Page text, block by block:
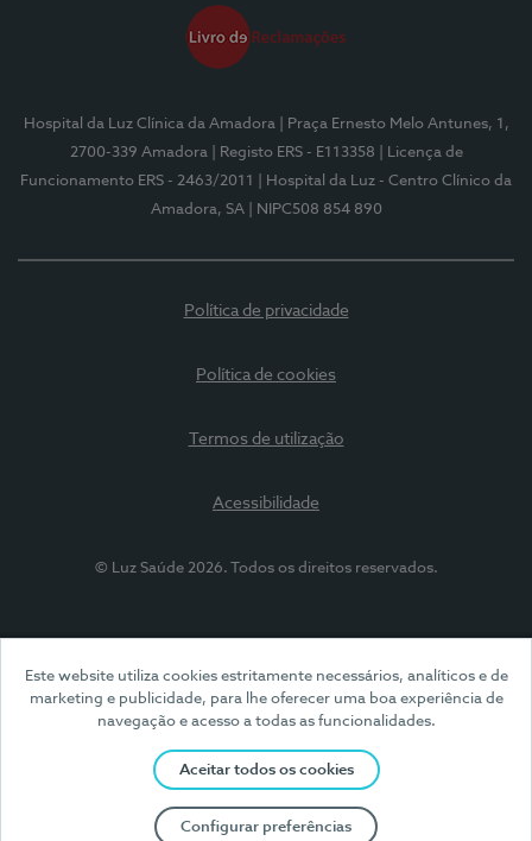
Este website utiliza cookies estritamente necessários, analíticos e de
marketing e publicidade, para lhe oferecer uma boa experiência de
navegação e acesso a todas as funcionalidades.
Aceitar todos os cookies
Configurar preferências
Hospital da Luz Clínica da Amadora
| Praça Ernesto Melo Antunes, 1,
2700-339 Amadora
| Registo ERS - E113358
| Licença de
Funcionamento ERS - 2463/2011
| Hospital da Luz - Centro Clínico da
Amadora, SA
| NIPC508 854 890
Política de privacidade
Política de cookies
Termos de utilização
Acessibilidade
© Luz Saúde 2026. Todos os direitos reservados.